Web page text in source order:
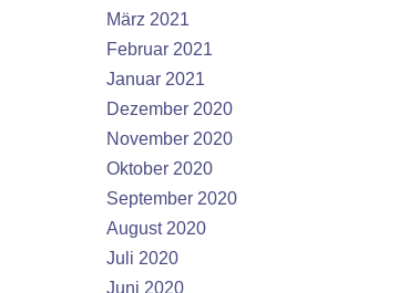
März 2021
Februar 2021
Januar 2021
Dezember 2020
November 2020
Oktober 2020
September 2020
August 2020
Juli 2020
Juni 2020